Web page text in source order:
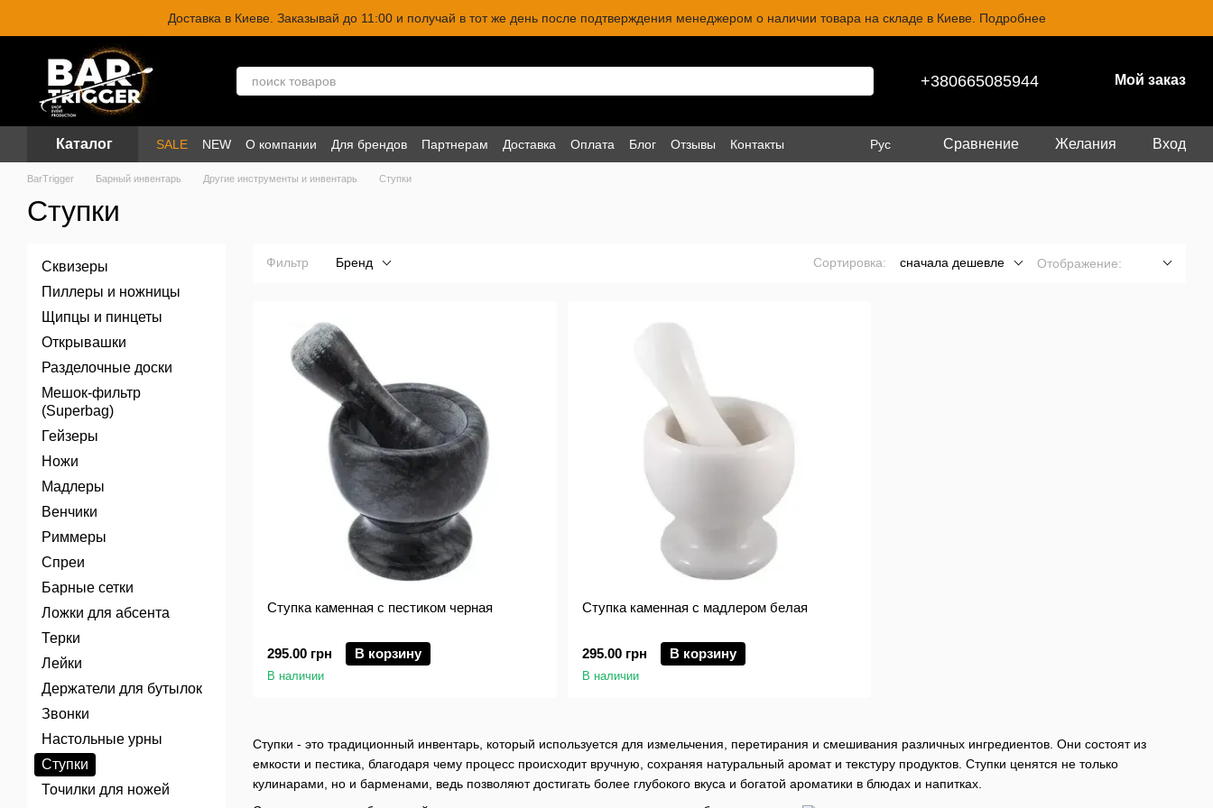
Перейти к основному контентуДоставка в Киеве. Заказывай до 11:00 и получай в тот же день после подтверждения менеджером о наличии товара на складе в Киеве. Подробнее
+380665085944 Мой заказ
Каталог SALE NEW О компании Для брендов Партнерам Доставка Оплата Блог Отзывы Контакты Рус Сравнение Желания Вход
BarTrigger Барный инвентарь Другие инструменты и инвентарь Ступки
Ступки
Фильтр Бренд Сортировка: сначала дешевле Отображение:
Ступки - это традиционный инвентарь, который используется для измельчения, перетирания и смешивания различных ингредиентов. Они состоят из
емкости и пестика, благодаря чему процесс происходит вручную, сохраняя натуральный аромат и текстуру продуктов. Ступки ценятся не только
кулинарами, но и барменами, ведь позволяют достигать более глубокого вкуса и богатой ароматики в блюдах и напитках.
Ступка каменная с пестиком черная
295.00 грн В корзину
В наличии
Ступка каменная с мадлером белая
295.00 грн В корзину
В наличии
Сквизеры
Пиллеры и ножницы
Щипцы и пинцеты
Открывашки
Разделочные доски
Мешок-фильтр
(Superbag)
Гейзеры
Ножи
Мадлеры
Венчики
Риммеры
Спреи
Барные сетки
Ложки для абсента
Терки
Лейки
Держатели для бутылок
Звонки
Настольные урны
Ступки
Точилки для ножей